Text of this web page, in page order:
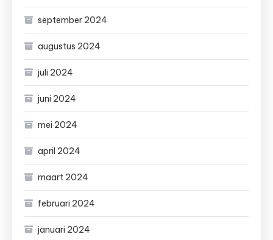
september 2024
augustus 2024
juli 2024
juni 2024
mei 2024
april 2024
maart 2024
februari 2024
januari 2024